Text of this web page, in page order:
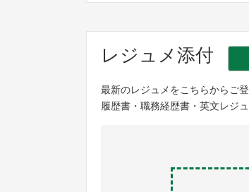
レジュメ添付
最新のレジュメをこちらからご登
履歴書・職務経歴書・英文レジ